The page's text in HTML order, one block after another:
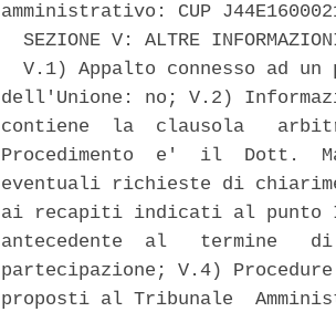
amministrativo: CUP
SEZIONE V: ALTRE
V.1) Appalto connesso ad un
dell'Unione: no; V.2)
contiene  la  clausola
Procedimento  e'  il  Dott.
eventuali richieste di
ai recapiti indicati al punto
antecedente  al   termine
partecipazione; V.4)
proposti al Tribunale